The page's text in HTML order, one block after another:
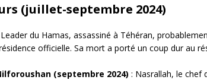
(juillet-septembre 2024)
du Hamas, assassiné à Téhéran,
officielle. Sa mort a porté un coup dur au
(septembre 2024) : Nasrallah, le chef